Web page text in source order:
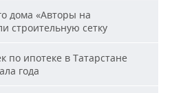
дома «Авторы на
строительную сетку
по ипотеке в Татарстане
года